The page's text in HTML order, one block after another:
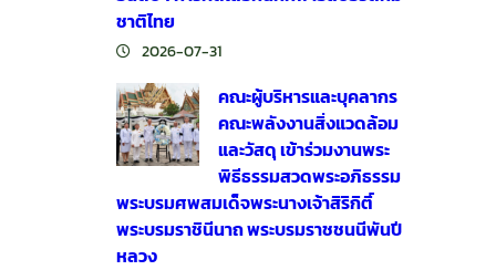
ชาติไทย
2026-07-31
คณะผู้บริหารและบุคลากร
คณะพลังงานสิ่งแวดล้อม
และวัสดุ เข้าร่วมงานพระ
พิธีธรรมสวดพระอภิธรรม
พระบรมศพสมเด็จพระนางเจ้าสิริกิติ์
พระบรมราชินีนาถ พระบรมราชชนนีพันปี
หลวง